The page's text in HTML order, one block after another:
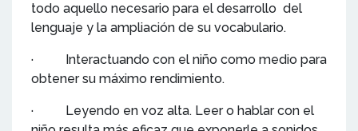
todo aquello necesario para el desarrollo del
lenguaje y la ampliación de su vocabulario.
· Interactuando con el niño como medio para
obtener su máximo rendimiento.
· Leyendo en voz alta. Leer o hablar con el